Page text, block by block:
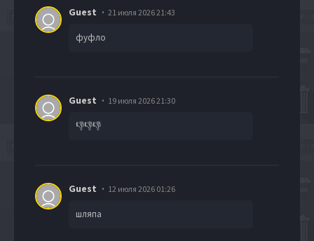
Guest 21 июля 2026 21:43
фуфло
Guest 19 июля 2026 21:30
👎👎👎
Guest 12 июля 2026 01:26
шляпа